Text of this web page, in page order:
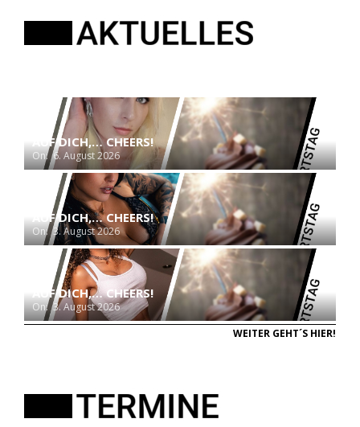
AUF DICH,… CHEERS!
On: 6. August 2026
AUF DICH,… CHEERS!
On: 3. August 2026
AUF DICH,… CHEERS!
On: 3. August 2026
WEITER GEHT´S HIER!